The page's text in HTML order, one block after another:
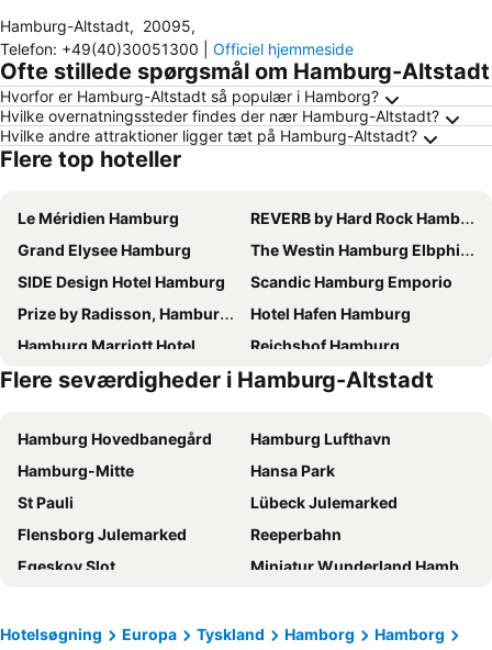
Hamburg-Altstadt, 20095,
Telefon: +49(40)30051300 Officiel hjemmeside
Ofte stillede spørgsmål om Hamburg-Altstadt
Hvorfor er Hamburg-Altstadt så populær i Hamborg?
Hvilke overnatningssteder findes der nær Hamburg-Altstadt?
Hvilke andre attraktioner ligger tæt på Hamburg-Altstadt?
Flere top hoteller
Le Méridien Hamburg
REVERB by Hard Rock Hamburg
Grand Elysee Hamburg
The Westin Hamburg Elbphilharmonie
SIDE Design Hotel Hamburg
Scandic Hamburg Emporio
Prize by Radisson, Hamburg-City
Hotel Hafen Hamburg
Hamburg Marriott Hotel
Reichshof Hamburg
Premier Inn Hamburg City Zentrum
Innside by Meliá Hamburg Hafen
ibis Hamburg City
Novotel Hamburg City Alster
Holiday Inn Hamburg - Hafencity By Ihg
HYPERION Hotel Hamburg
Barceló Hamburg
Courtyard by Marriott Hamburg City
Radisson Blu Hotel, Hamburg
Hampton by Hilton Hamburg City Centre
Premier Inn Hamburg City Alster
The Cloud One Hamburg-Kontorhaus
Novotel Hamburg Central Station
Steigenberger Hotel Hamburg
Flere seværdigheder i Hamburg-Altstadt
Hamburg Hovedbanegård
Hamburg Lufthavn
Hamburg-Mitte
Hansa Park
St Pauli
Lübeck Julemarked
Flensborg Julemarked
Reeperbahn
Egeskov Slot
Miniatur Wunderland Hamburg
Hamborg rådhus
HafenCity Hamburg
Hotelsøgning Europa Tyskland Hamborg
Hamborg